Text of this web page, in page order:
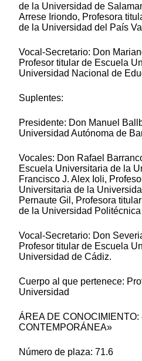
de la Universidad de
Arrese Iriondo, Profesora
de la Universidad del País
Vocal-Secretario: Don
Profesor titular de Escuela
Universidad Nacional de
Suplentes:
Presidente: Don Manuel
Universidad Autónoma de
Vocales: Don Rafael
Escuela Universitaria de la
Francisco J. Alex Ioli,
Universitaria de la
Pernaute Gil, Profesora
de la Universidad
Vocal-Secretario: Don
Profesor titular de Escuela
Universidad de Cádiz.
Cuerpo al que pertenece:
Universidad
ÁREA DE CONOCIMIENTO:
CONTEMPORÁNEA»
Número de plaza: 71.6